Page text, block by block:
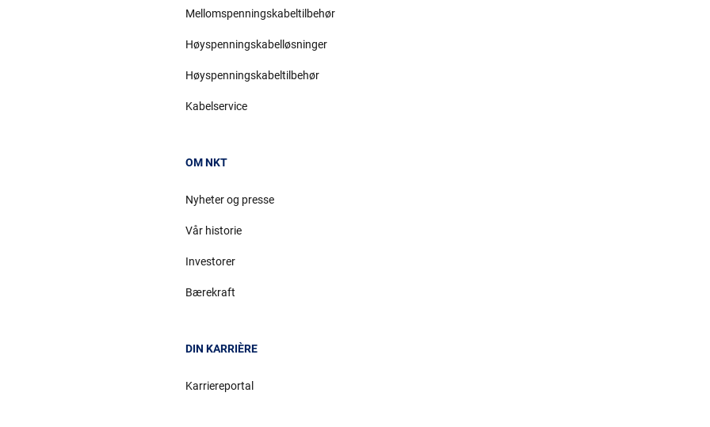
Mellomspenningskabeltilbehør
Høyspenningskabelløsninger
Høyspenningskabeltilbehør
Kabelservice
OM NKT
Nyheter og presse
Vår historie
Investorer
Bærekraft
DIN KARRIÈRE
Karriereportal